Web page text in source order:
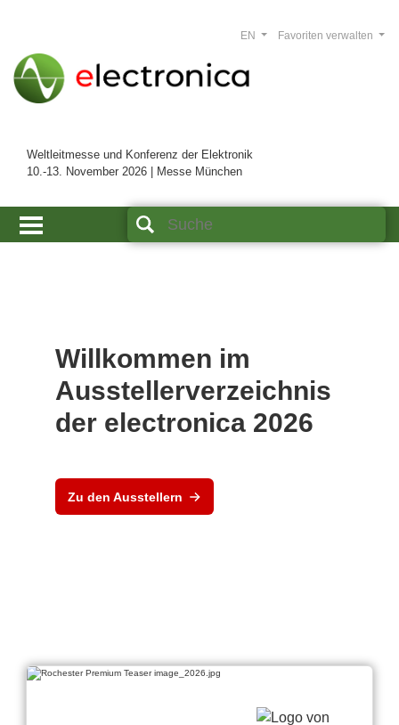
Weltleitmesse und Konferenz der Elektronik
10.-13. November 2026 | Messe München
Favoriten verwalten
EN
Willkommen im
Ausstellerverzeichnis
der electronica 2026
Zu den Ausstellern